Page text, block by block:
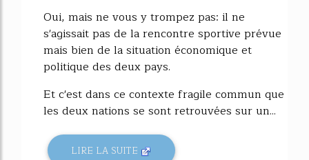
Oui, mais ne vous y trompez pas: il ne
s'agissait pas de la rencontre sportive prévue
mais bien de la situation économique et
politique des deux pays.
Et c'est dans ce contexte fragile commun que
les deux nations se sont retrouvées sur un...
LIRE LA SUITE